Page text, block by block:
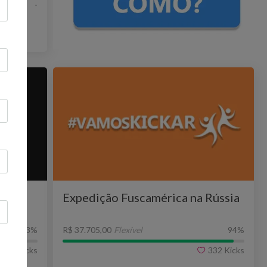
-
3%
Kicks
Expedição Fuscamérica na Rússia
R$ 37.705,00 Flexível 94%
332 Kicks